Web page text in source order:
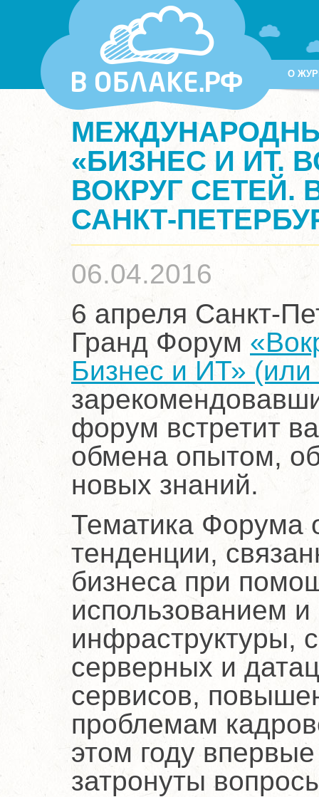
О
«БИЗНЕС И ИТ.
ВОКРУГ СЕТЕЙ.
САНКТ-
06.04.2016
6 апреля Санкт-
Гранд Форум
Бизнес и ИТ» (или
форум встретит
обмена опытом,
новых знаний.
Тематика Форума
тенденции,
бизнеса при
использованием
инфраструктуры,
серверных и
сервисов,
проблемам
этом году
затронуты